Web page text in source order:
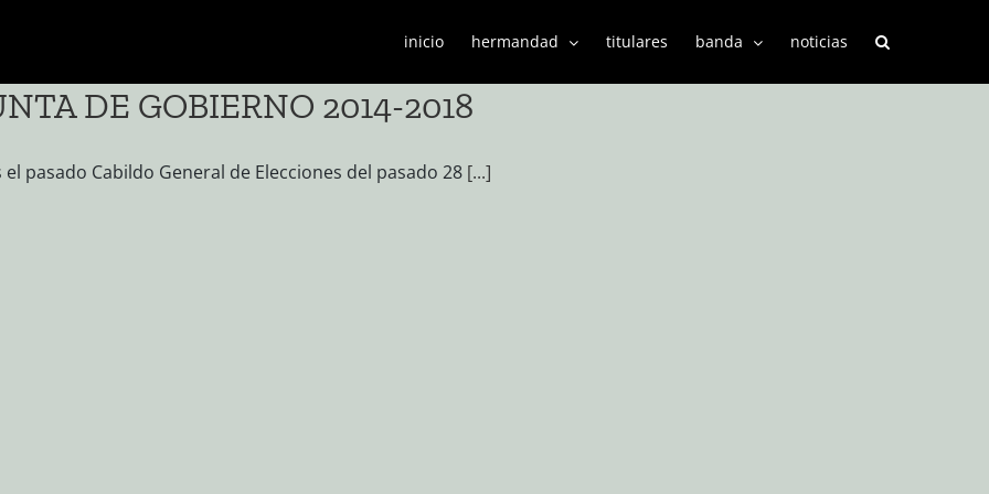
inicio hermandad titulares banda noticias
DE GOBIERNO 2014-2018
el pasado Cabildo General de Elecciones del pasado 28 [...]